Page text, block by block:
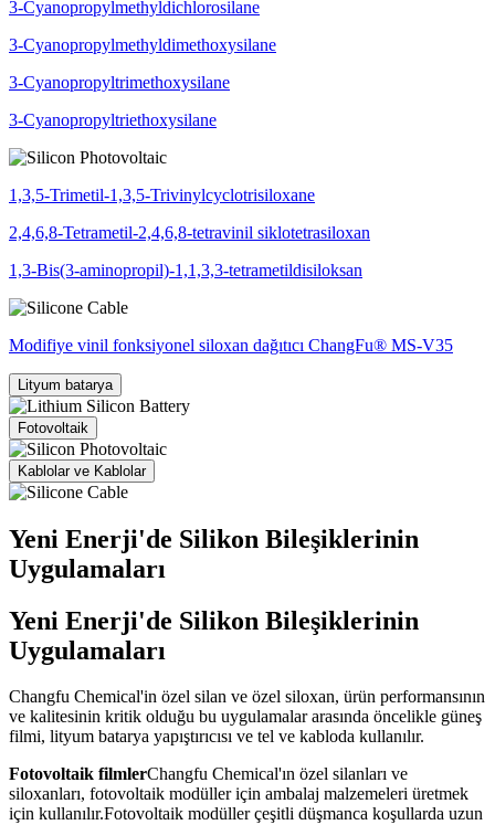
3-Cyanopropylmethyldichlorosilane
3-Cyanopropylmethyldimethoxysilane
3-Cyanopropyltrimethoxysilane
3-Cyanopropyltriethoxysilane
1,3,5-Trimetil-1,3,5-Trivinylcyclotrisiloxane
2,4,6,8-Tetrametil-2,4,6,8-tetravinil siklotetrasiloxan
1,3-Bis(3-aminopropil)-1,1,3,3-tetrametildisiloksan
Modifiye vinil fonksiyonel siloxan dağıtıcı ChangFu® MS-V35
Lityum batarya
Fotovoltaik
Kablolar ve Kablolar
Yeni Enerji'de Silikon Bileşiklerinin
Uygulamaları
Yeni Enerji'de Silikon Bileşiklerinin
Uygulamaları
Changfu Chemical'in özel silan ve özel siloxan, ürün performansının
ve kalitesinin kritik olduğu bu uygulamalar arasında öncelikle güneş
filmi, lityum batarya yapıştırıcısı ve tel ve kabloda kullanılır.
Fotovoltaik filmlerChangfu Chemical'ın özel silanları ve
siloxanları, fotovoltaik modüller için ambalaj malzemeleri üretmek
için kullanılır.Fotovoltaik modüller çeşitli düşmanca koşullarda uzun